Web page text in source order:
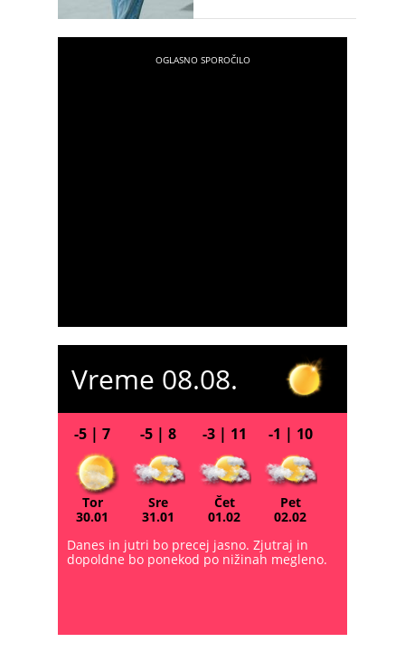
Vreme 08.08.
-5 | 7
Tor
30.01
-5 | 8
Sre
31.01
-3 | 11
Čet
01.02
-1 | 10
Pet
02.02
Danes in jutri bo precej jasno. Zjutraj in
dopoldne bo ponekod po nižinah megleno.